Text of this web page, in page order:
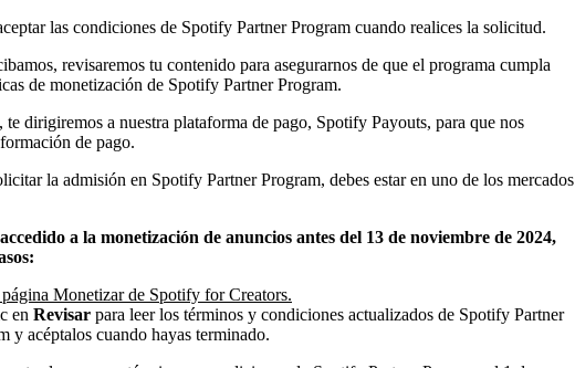
las condiciones de Spotify Partner Program cuando realices la solicitud.
revisaremos tu contenido para asegurarnos de que el programa cumpla
de monetización de Spotify Partner Program.
te dirigiremos a nuestra plataforma de pago, Spotify Payouts, para que nos
de pago.
la admisión en Spotify Partner Program, debes estar en uno de los mercados
a la monetización de anuncios antes del 13 de noviembre de 2024,
Monetizar de Spotify for Creators.
en Revisar para leer los términos y condiciones actualizados de Spotify Partner
y acéptalos cuando hayas terminado.